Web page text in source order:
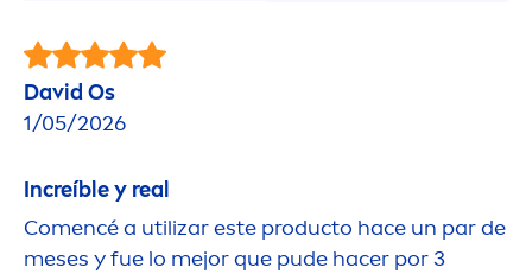
David Os
1/05/2026
Increíble y real
Comencé a utilizar este producto hace un par de
meses y fue lo mejor que pude hacer por 3